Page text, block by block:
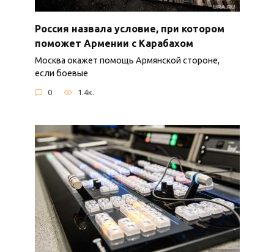
Россия назвала условие, при котором
поможет Армении с Карабахом
Москва окажет помощь Армянской стороне,
если боевые
0 1.4к.